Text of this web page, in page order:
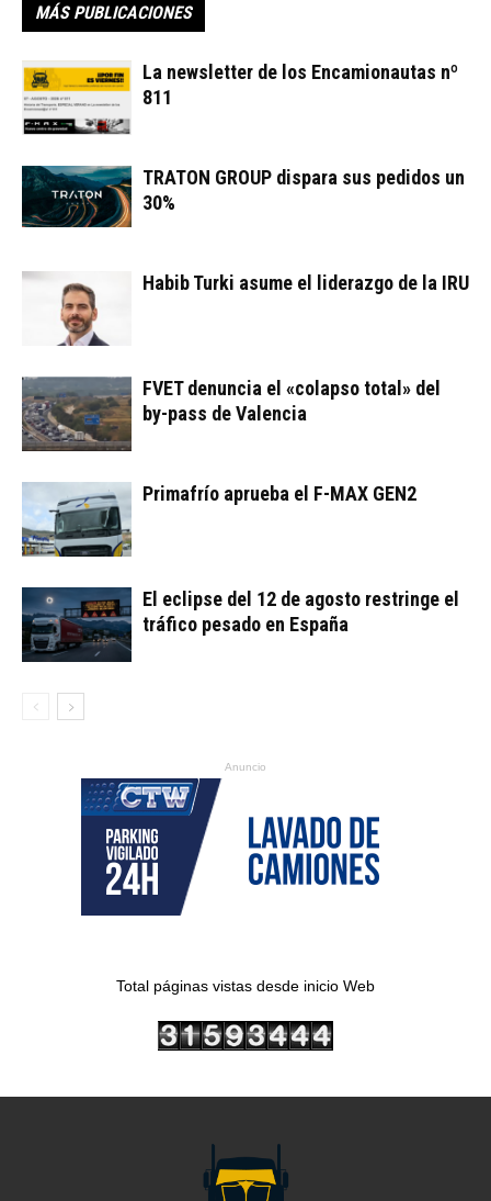
MÁS PUBLICACIONES
La newsletter de los Encamionautas nº
811
TRATON GROUP dispara sus pedidos un
30%
Habib Turki asume el liderazgo de la IRU
FVET denuncia el «colapso total» del
by-pass de Valencia
Primafrío aprueba el F-MAX GEN2
El eclipse del 12 de agosto restringe el
tráfico pesado en España
Anuncio
Total páginas vistas desde inicio Web